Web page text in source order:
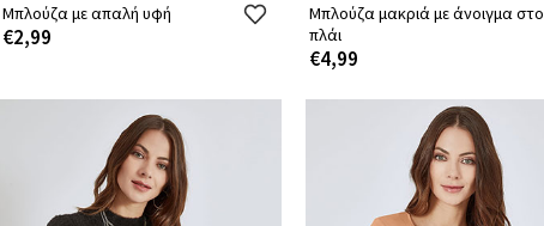
Μπλούζα με απαλή υφή
€2,99
Μπλούζα μακριά με άνοιγμα στο
πλάι
€4,99